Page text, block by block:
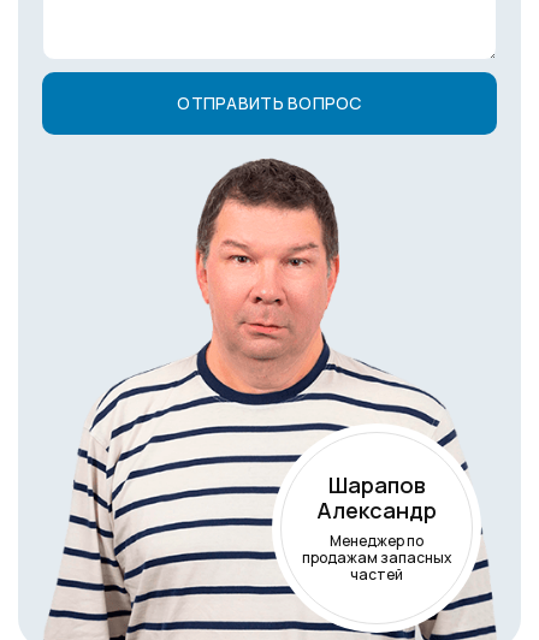
Шарапов
Александр
Менеджер по
продажам запасных
частей